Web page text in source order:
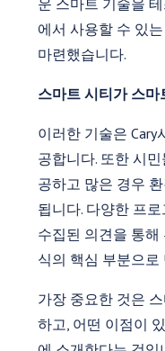
에서 사용할 수 있
마련했습니다.
스마트 시티가 스
이러한 기술은 Cary
공합니다. 또한 시
공하고 많은 경우
됩니다. 다양한 프
수집된 의견을 통
식의 핵심 부분으로
가장 중요한 것은
하고, 어떤 이점이